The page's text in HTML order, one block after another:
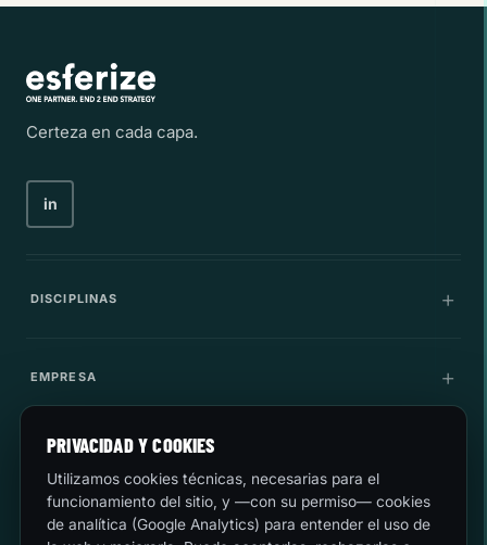
Certeza en cada capa.
in
DISCIPLINAS
Infraestructura IT
Ciberseguridad
Innovación
EMPRESA
Compañía
Carrera
Casos de uso
LEGAL
Calidad y medio ambiente
HABLEMOS
PRIVACIDAD Y COOKIES
Utilizamos cookies técnicas, necesarias para el
funcionamiento del sitio, y —con su permiso— cookies
de analítica (Google Analytics) para entender el uso de